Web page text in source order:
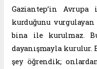
Gaziantep’in
kurduğunu vurgulayan
bina ile kurulmaz.
dayanışmayla
şey öğrendik;